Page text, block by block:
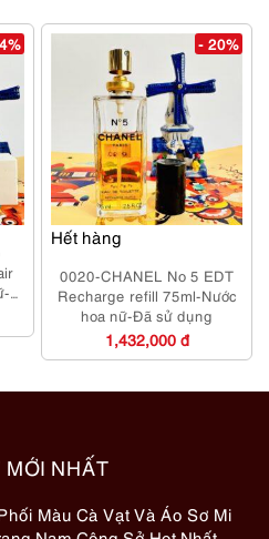
Hết hàng
- 20%
0020-CHANEL No 5 EDT
Recharge refill 75ml-Nước
hoa nữ-Đã sử dụng
1,432,000 đ
NHẤT
Màu Cà Vạt Và Áo Sơ Mi